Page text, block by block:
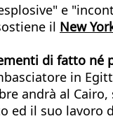
e
il New
di fatto né
in
andrà al
il suo